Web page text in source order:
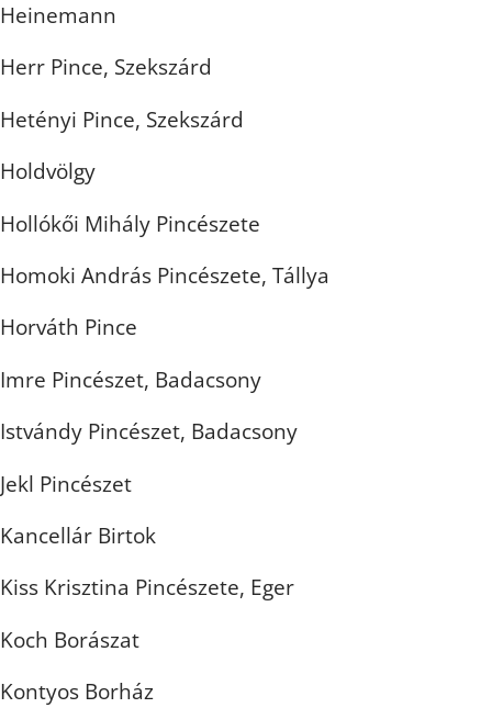
Heinemann
Herr Pince, Szekszárd
Hetényi Pince, Szekszárd
Holdvölgy
Hollókői Mihály Pincészete
Homoki András Pincészete, Tállya
Horváth Pince
Imre Pincészet, Badacsony
Istvándy Pincészet, Badacsony
Jekl Pincészet
Kancellár Birtok
Kiss Krisztina Pincészete, Eger
Koch Borászat
Kontyos Borház